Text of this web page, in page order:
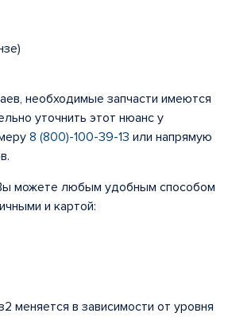
необходимые запчасти имеются
уточнить этот нюанс у
8 (800)-100-39-13 или напрямую
можете любым удобным способом
и картой:
меняется в зависимости от уровня